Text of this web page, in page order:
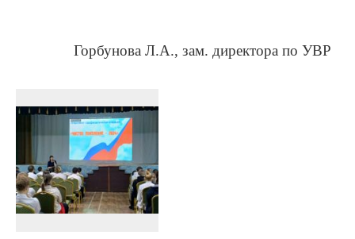
Горбунова Л.А., зам. директора по УВР